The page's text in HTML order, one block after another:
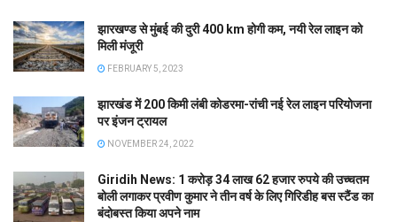
झारखण्ड से मुंबई की दुरी 400 km होगी कम, नयी रेल लाइन को
मिली मंजूरी
FEBRUARY 5, 2023
झारखंड में 200 किमी लंबी कोडरमा-रांची नई रेल लाइन परियोजना
पर इंजन ट्रायल
NOVEMBER 24, 2022
Giridih News: 1 करोड़ 34 लाख 62 हजार रुपये की उच्चतम
बोली लगाकर प्रवीण कुमार ने तीन वर्ष के लिए गिरिडीह बस स्टैंड का
बंदोबस्त किया अपने नाम